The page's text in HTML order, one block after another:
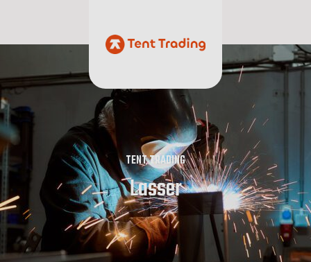
TENT TRADING
Lasser